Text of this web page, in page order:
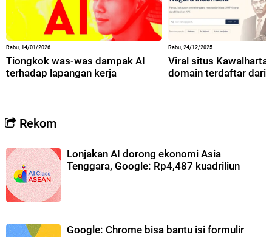
Rabu, 14/01/2026
Tiongkok was-was dampak AI
terhadap lapangan kerja
Rabu, 24/12/2025
Viral situs
domain terdaftar dari
Rekom
Lonjakan AI dorong ekonomi Asia
Tenggara, Google: Rp4,487 kuadriliun
Google: Chrome bisa bantu isi formulir